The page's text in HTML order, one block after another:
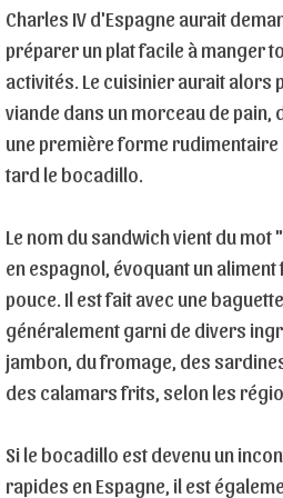
Charles IV d'Espagne aurait
préparer un plat facile à manger
activités. Le cuisinier aurait alors
viande dans un morceau de pain,
une première forme rudimentaire
tard le bocadillo.
Le nom du sandwich vient du
en espagnol, évoquant un
pouce. Il est fait avec une
généralement garni de divers
jambon, du fromage, des
des calamars frits, selon les
Si le bocadillo est devenu un
rapides en Espagne, il est